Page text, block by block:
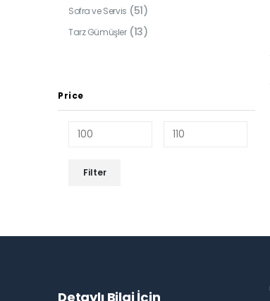
Sofra ve Servis (51)
Tarz Gümüşler (13)
Price
Filter
Detaylı Bilgi İçin